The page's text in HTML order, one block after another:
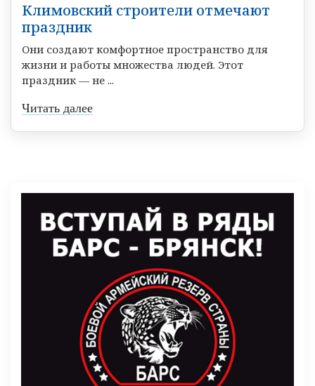
Климовский строители отмечают
праздник
Они создают комфортное пространство для
жизни и работы множества людей. Этот
праздник — не ...
Читать далее